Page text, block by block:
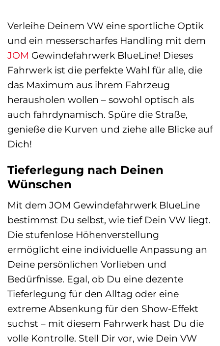
Verleihe Deinem VW eine sportliche Optik
und ein messerscharfes Handling mit dem
JOM Gewindefahrwerk BlueLine! Dieses
Fahrwerk ist die perfekte Wahl für alle, die
das Maximum aus ihrem Fahrzeug
herausholen wollen – sowohl optisch als
auch fahrdynamisch. Spüre die Straße,
genieße die Kurven und ziehe alle Blicke auf
Dich!
Tieferlegung nach Deinen
Wünschen
Mit dem JOM Gewindefahrwerk BlueLine
bestimmst Du selbst, wie tief Dein VW liegt.
Die stufenlose Höhenverstellung
ermöglicht eine individuelle Anpassung an
Deine persönlichen Vorlieben und
Bedürfnisse. Egal, ob Du eine dezente
Tieferlegung für den Alltag oder eine
extreme Absenkung für den Show-Effekt
suchst – mit diesem Fahrwerk hast Du die
volle Kontrolle. Stell Dir vor, wie Dein VW